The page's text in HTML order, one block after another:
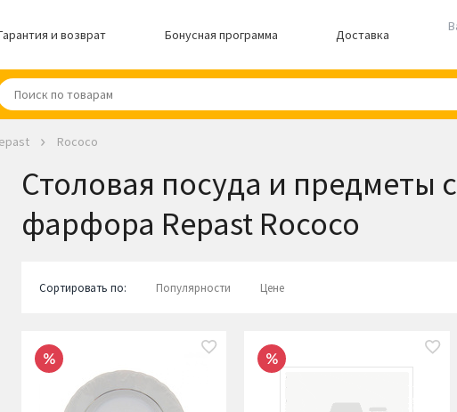
и возврат Бонусная программа Доставка
Rococo
Столовая посуда и предметы
фарфора Repast Rococo
Сортировать по: Популярности Цене